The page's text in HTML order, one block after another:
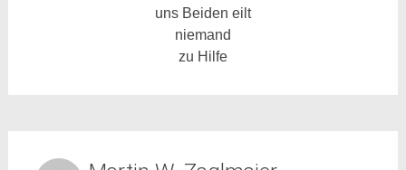
uns Beiden eilt
niemand
zu Hilfe